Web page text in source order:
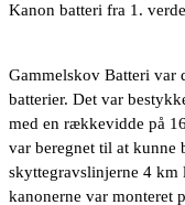
Kanon batteri fra 1.
Gammelskov Batteri var
batterier. Det var
med en rækkevidde på
var beregnet til at
skyttegravslinjerne 4 km
kanonerne var monteret